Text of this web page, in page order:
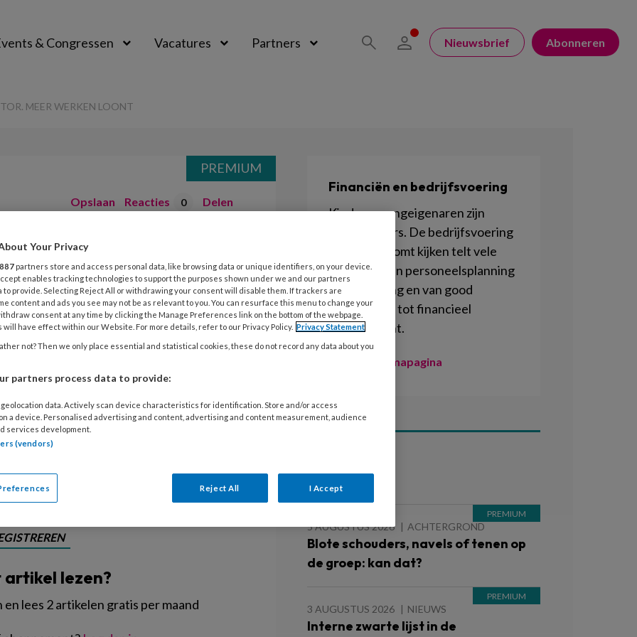
& Congressen Vacatures Partners Nieuwsbrief Abonneren
MEER WERKEN LOONT
Opslaan Reacties 0 Delen
werken
voor het verhogen van de
procent van de actief betrokken
uit met gemiddeld 5,4 uur per
vaak wordt gedacht', zegt Hélène
lezen?
lees 2 artikelen gratis per maand
PREMIUM
Financiën en bedrijfsvoering
Kinderopvangeigenaren zijn
ondernemers. De bedrijfsvoering
die daarbij komt kijken telt vele
facetten: van personeelsplanning
tot marketing en van good
governance tot financieel
management.
Naar de themapagina
Lees ook
5 AUGUSTUS 2026 ACHTERGROND
Blote schouders, navels of tenen op
de groep: kan dat?
3 AUGUSTUS 2026 NIEUWS
Interne zwarte lijst in de
Your Privacy
887 partners store and access personal data, like browsing data or unique identifiers, on your device.
enables tracking technologies to support the purposes shown under we and our partners
to provide. Selecting Reject All or withdrawing your consent will disable them. If trackers are
content and ads you see may not be as relevant to you. You can resurface this menu to change your
consent at any time by clicking the Manage Preferences link on the bottom of the webpage.
will have effect within our Website. For more details, refer to our Privacy Policy. Privacy Statement
not? Then we only place essential and statistical cookies, these do not record any data about you
partners process data to provide:
data. Actively scan device characteristics for identification. Store and/or access
a device. Personalised advertising and content, advertising and content measurement, audience
services development.
(vendors)
Reject All I Accept